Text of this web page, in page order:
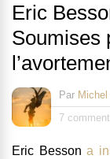
Eric
Soumises
Par
7
Eric Bessona